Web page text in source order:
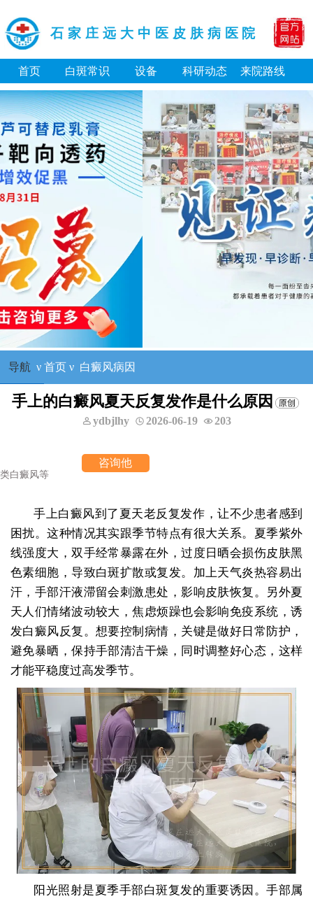
石家庄远大中医皮肤病医院
首页 白斑常识 设备 科研动态 来院路线
导航 ν 首页ν 白癜风病因
手上的白癜风夏天反复发作是什么原因
ydbjlhy 2026-06-19 203
手上白癜风到了夏天老反复发作，让不少患者感到
困扰。这种情况其实跟季节特点有很大关系。夏季紫外
线强度大，双手经常暴露在外，过度日晒会损伤皮肤黑
色素细胞，导致白斑扩散或复发。加上天气炎热容易出
汗，手部汗液滞留会刺激患处，影响皮肤恢复。另外夏
天人们情绪波动较大，焦虑烦躁也会影响免疫系统，诱
发白癜风反复。想要控制病情，关键是做好日常防护，
避免暴晒，保持手部清洁干燥，同时调整好心态，这样
才能平稳度过高发季节。
阳光照射是夏季手部白斑复发的重要诱因。手部属